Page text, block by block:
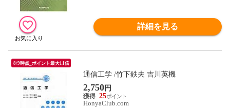
詳細を見る
8/9時点_ポイント最大11倍
通信工学 /竹下鉄夫 吉川英機
2,750円
25
HonyaClub.com